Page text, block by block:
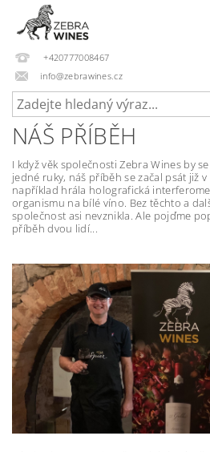
+420777008467
info@zebrawines.cz
NÁŠ PŘÍBĚH
I když věk společnosti Zebra Wines by
jedné ruky, náš příběh se začal psát již
například hrála holografická
organismu na bílé víno. Bez těchto a
společnost asi nevznikla. Ale pojďme
příběh dvou lidí...